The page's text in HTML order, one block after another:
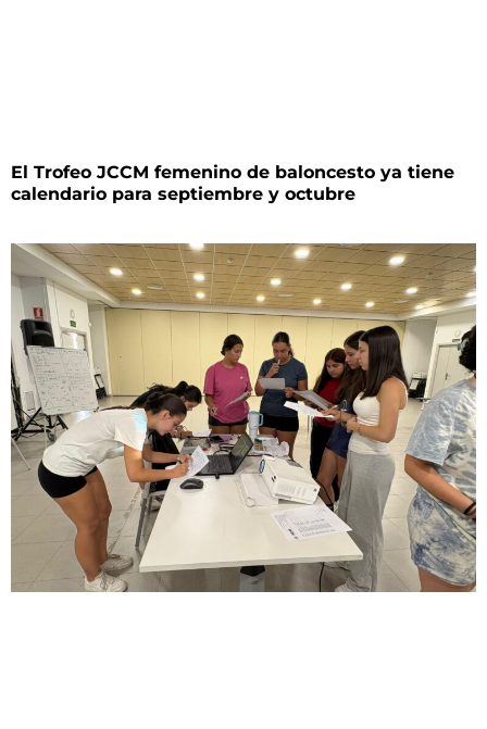
El Trofeo JCCM femenino de baloncesto ya tiene
calendario para septiembre y octubre